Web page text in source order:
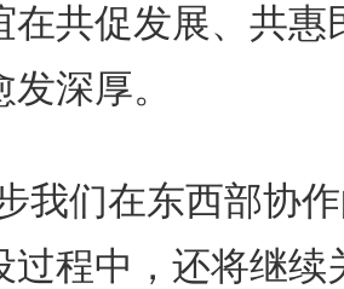
在共促发展、共惠
深厚。
们在东西部协作
过程中，还将继续